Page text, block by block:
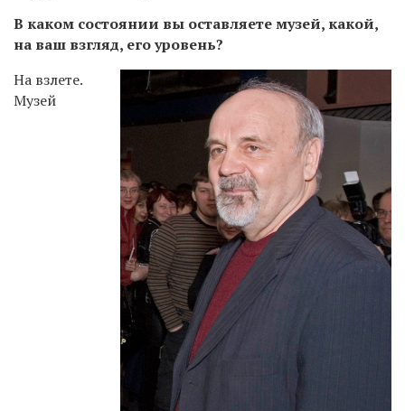
В каком состоянии вы оставляете музей, какой,
на ваш взгляд, его уровень?
На взлете.
Музей